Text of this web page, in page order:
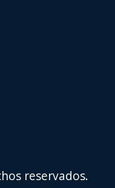
reservados.